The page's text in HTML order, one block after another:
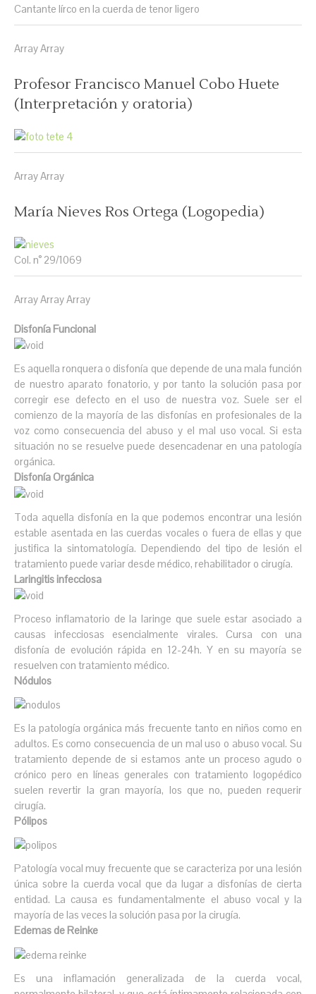
Cantante lírco en la cuerda de tenor ligero
Array Array
Profesor Francisco Manuel Cobo Huete
(Interpretación y oratoria)
Array Array
María Nieves Ros Ortega (Logopedia)
Col. n° 29/1069
Array Array Array
Disfonía Funcional
Es aquella ronquera o disfonía que depende de una mala función
de nuestro aparato fonatorio, y por tanto la solución pasa por
corregir ese defecto en el uso de nuestra voz. Suele ser el
comienzo de la mayoría de las disfonías en profesionales de la
voz como consecuencia del abuso y el mal uso vocal. Si esta
situación no se resuelve puede desencadenar en una patología
orgánica.
Disfonía Orgánica
Toda aquella disfonía en la que podemos encontrar una lesión
estable asentada en las cuerdas vocales o fuera de ellas y que
justifica la sintomatología. Dependiendo del tipo de lesión el
tratamiento puede variar desde médico, rehabilitador o cirugía.
Laringitis infecciosa
Proceso inflamatorio de la laringe que suele estar asociado a
causas infecciosas esencialmente virales. Cursa con una
disfonía de evolución rápida en 12-24h. Y en su mayoría se
resuelven con tratamiento médico.
Nódulos
Es la patología orgánica más frecuente tanto en niños como en
adultos. Es como consecuencia de un mal uso o abuso vocal. Su
tratamiento depende de si estamos ante un proceso agudo o
crónico pero en líneas generales con tratamiento logopédico
suelen revertir la gran mayoría, los que no, pueden requerir
cirugía.
Pólipos
Patología vocal muy frecuente que se caracteriza por una lesión
única sobre la cuerda vocal que da lugar a disfonías de cierta
entidad. La causa es fundamentalmente el abuso vocal y la
mayoría de las veces la solución pasa por la cirugía.
Edemas de Reinke
Es una inflamación generalizada de la cuerda vocal,